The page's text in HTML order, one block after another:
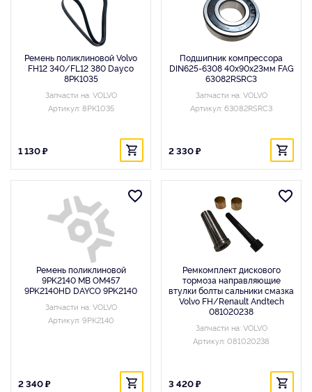
Ремень поликлиновой Volvo
FH12 340/FL12 380 Dayco
8PK1035
Запчасти на: VOLVO
Артикул: 8PK1035
1 130 ₽
Подшипник компрессора
DIN625-6308 40x90x23мм FAG
63082RSRC3
Запчасти на: VOLVO
Артикул: 63082RSRC3
2 330 ₽
Ремень поликлиновой
9PK2140 MB OM457
9PK2140HD DAYCO 9PK2140
Запчасти на: VOLVO
Артикул: 9PK2140
2 340 ₽
Ремкомплект дискового
тормоза направляющие
втулки болты сальники смазка
Volvo FH/Renault Andtech
081020238
Запчасти на: VOLVO
Артикул: 081020238
3 420 ₽